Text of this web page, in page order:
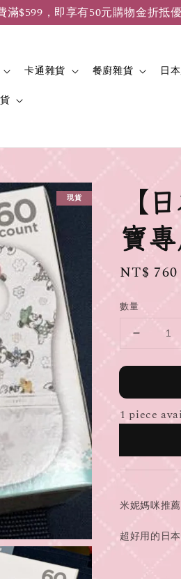
$599，即享有50元購物金折抵優
卡通雜貨 餐廚雜貨 日
現貨
【
寶
Regular
NT$ 760
數量
1 piece
米妮媽咪推
超好用的日